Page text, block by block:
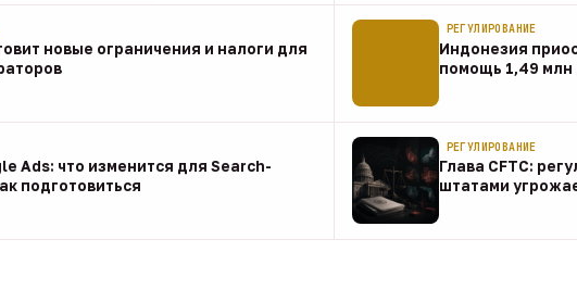
новые ограничения и налоги для
РЕГУЛИРОВАНИЕ
Индонезия
помощь 1,49 млн
07 авг
Ads: что изменится для Search-
подготовиться
РЕГУЛИРОВАНИЕ
Глава CFTC:
штатами
07 авг